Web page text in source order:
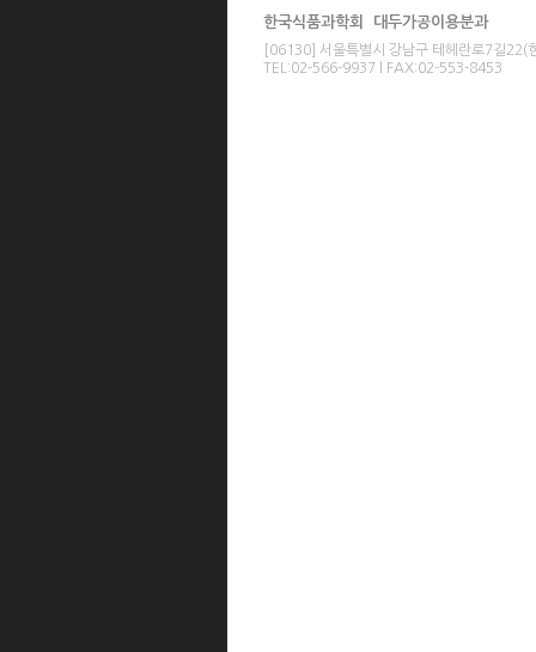
한국식품과학회 대두가공이용분과
[06130] 서울특별시 강남구 테헤란로7길22(
TEL:02-566-9937 l FAX:02-553-8453